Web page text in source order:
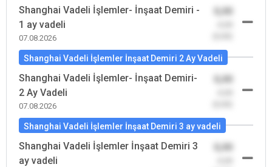
Shanghai Vadeli İşlemler- İnşaat Demiri -
1 ay vadeli
07.08.2026
0,00
Shanghai Vadeli İşlemler İnşaat Demiri 2 Ay Vadeli
Shanghai Vadeli İşlemler- İnşaat Demiri-
2 Ay Vadeli
07.08.2026
0,00
Shanghai Vadeli İşlemler İnşaat Demiri 3 ay vadeli
Shanghai Vadeli İşlemler İnşaat Demiri 3
ay vadeli
0,00